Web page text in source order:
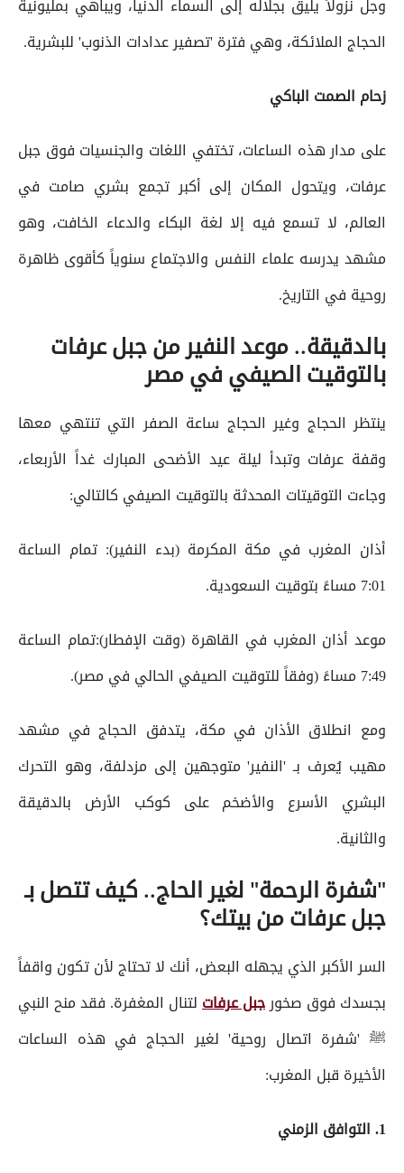
وجل نزولاً يليق بجلاله إلى السماء الدنيا، ويباهي بمليونية
الحجاج الملائكة، وهي فترة 'تصفير عدادات الذنوب' للبشرية.
زحام الصمت الباكي
على مدار هذه الساعات، تختفي اللغات والجنسيات فوق جبل
عرفات، ويتحول المكان إلى أكبر تجمع بشري صامت في
العالم، لا تسمع فيه إلا لغة البكاء والدعاء الخافت، وهو
مشهد يدرسه علماء النفس والاجتماع سنوياً كأقوى ظاهرة
روحية في التاريخ.
بالدقيقة.. موعد النفير من جبل عرفات
بالتوقيت الصيفي في مصر
ينتظر الحجاج وغير الحجاج ساعة الصفر التي تنتهي معها
وقفة عرفات وتبدأ ليلة عيد الأضحى المبارك غداً الأربعاء،
وجاءت التوقيتات المحدثة بالتوقيت الصيفي كالتالي:
أذان المغرب في مكة المكرمة (بدء النفير): تمام الساعة
7:01 مساءً بتوقيت السعودية.
موعد أذان المغرب في القاهرة (وقت الإفطار):تمام الساعة
7:49 مساءً (وفقاً للتوقيت الصيفي الحالي في مصر).
ومع انطلاق الأذان في مكة، يتدفق الحجاج في مشهد
مهيب يُعرف بـ 'النفير' متوجهين إلى مزدلفة، وهو التحرك
البشري الأسرع والأضخم على كوكب الأرض بالدقيقة
والثانية.
"شفرة الرحمة" لغير الحاج.. كيف تتصل بـ
جبل عرفات من بيتك؟
السر الأكبر الذي يجهله البعض، أنك لا تحتاج لأن تكون واقفاً
بجسدك فوق صخورجبل عرفاتلتنال المغفرة. فقد منح النبي
ﷺ 'شفرة اتصال روحية' لغير الحجاج في هذه الساعات
الأخيرة قبل المغرب:
1. التوافق الزمني